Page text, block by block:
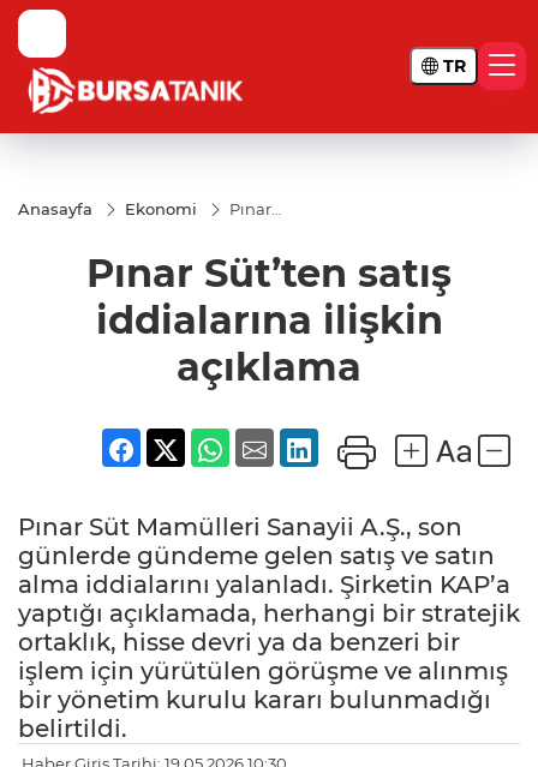
TR
Anasayfa Ekonomi
Pınar
iddialarına
ilişkin
Pınar Süt’ten satış
iddialarına ilişkin
açıklama
Pınar Süt Mamülleri Sanayii A.Ş., son
günlerde gündeme gelen satış ve satın
alma iddialarını yalanladı. Şirketin KAP’a
yaptığı açıklamada, herhangi bir stratejik
ortaklık, hisse devri ya da benzeri bir
işlem için yürütülen görüşme ve alınmış
bir yönetim kurulu kararı bulunmadığı
belirtildi.